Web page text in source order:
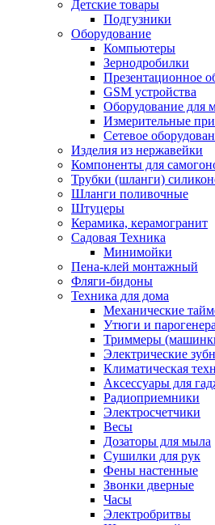
Детские товары
Подгузники
Оборудование
Компьютеры
Зернодробилки
Презентационное
GSM устройства
Оборудование для
Измерительные
Сетевое
Изделия из нержавейки
Компоненты для
Трубки (шланги)
Шланги поливочные
Штуцеры
Керамика, керамогранит
Садовая Техника
Минимойки
Пена-клей монтажный
Фляги-бидоны
Техника для дома
Механические
Утюги и
Триммеры
Электрические
Климатическая
Аксессуары для
Радиоприемники
Электросчетчики
Весы
Дозаторы для мыла
Сушилки для рук
Фены настенные
Звонки дверные
Часы
Электробритвы